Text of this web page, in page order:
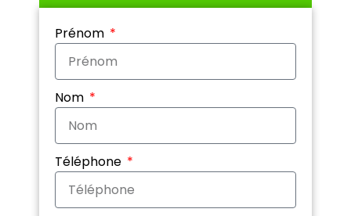
Prénom
Nom
Téléphone